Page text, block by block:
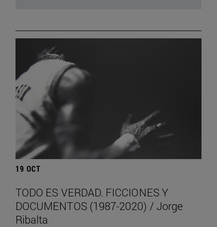
19 OCT
TODO ES VERDAD. FICCIONES Y
DOCUMENTOS (1987-2020) / Jorge
Ribalta